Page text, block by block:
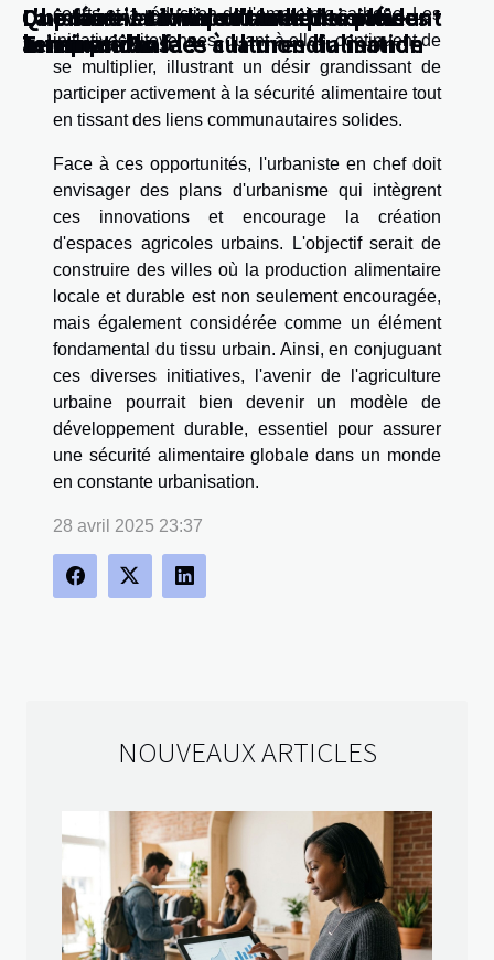
courts et la réduction de l'empreinte carbone. Les
initiatives citoyennes, quant à elles, continuent de
se multiplier, illustrant un désir grandissant de
participer activement à la sécurité alimentaire tout
en tissant des liens communautaires solides.
Face à ces opportunités, l'urbaniste en chef doit
envisager des plans d'urbanisme qui intègrent
ces innovations et encourage la création
d'espaces agricoles urbains. L'objectif serait de
construire des villes où la production alimentaire
locale et durable est non seulement encouragée,
mais également considérée comme un élément
fondamental du tissu urbain. Ainsi, en conjuguant
ces diverses initiatives, l'avenir de l'agriculture
urbaine pourrait bien devenir un modèle de
développement durable, essentiel pour assurer
une sécurité alimentaire globale dans un monde
en constante urbanisation.
28 avril 2025 23:37
NOUVEAUX ARTICLES
L'histoire et l'importance des phases
lunaires dans les cultures du monde
La préservation de l'authenticité du
Tempranillo face à la mondialisation
Que savoir sur la culture du continent
asiatique ?
Que faut-il savoir sur la diplomatie
internationale ?